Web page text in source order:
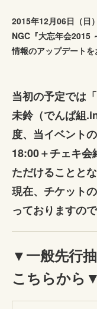
2015年12月06日（日
NGC『大忘年会2015
情報のアップデートを
当初の予定では
未鈴（でんぱ組
度、当イベント
18:00＋チェキ会
ただけることとな
現在、チケット
っておりますの
▼一般先行
こちらから▼